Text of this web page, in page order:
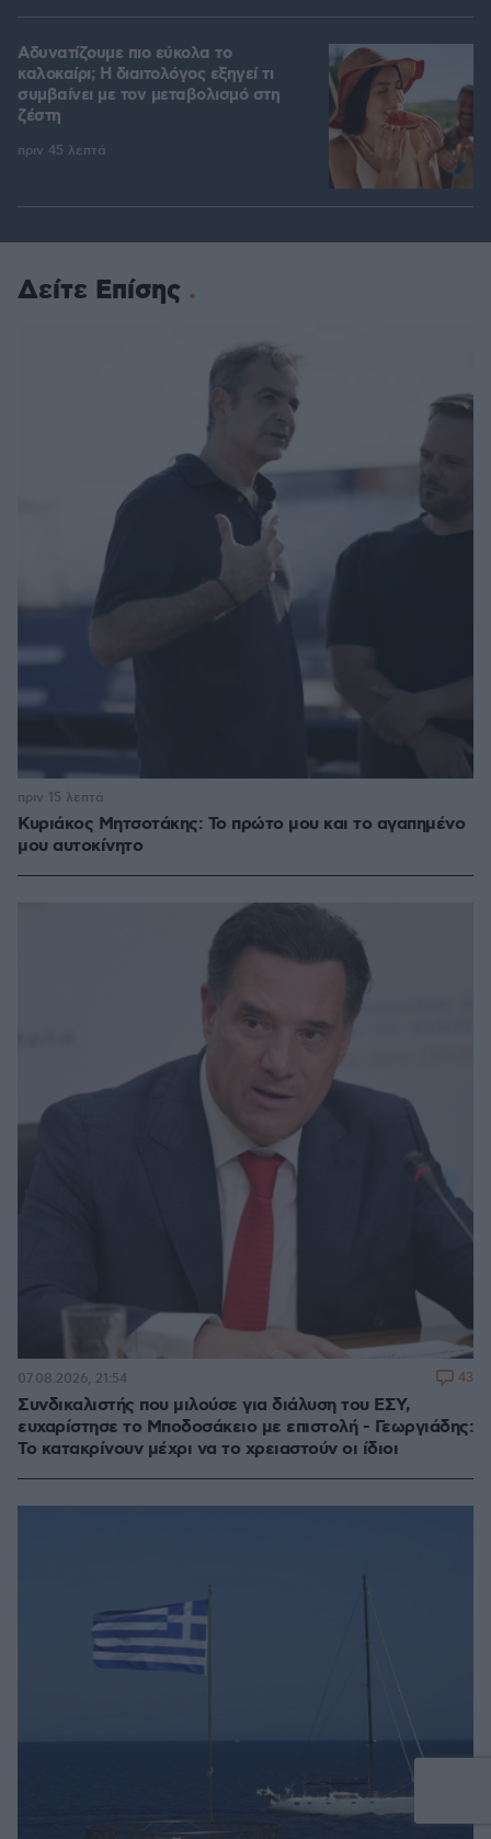
Αδυνατίζουμε πιο εύκολα το
καλοκαίρι; Η διαιτολόγος εξηγεί τι
συμβαίνει με τον μεταβολισμό στη
ζέστη
πριν 45 λεπτά
Δείτε Επίσης
Κυριάκος Μητσοτάκης: Το πρώτο μου και το αγαπημένο
μου αυτοκίνητο
πριν 15 λεπτά
Συνδικαλιστής που μιλούσε για διάλυση του ΕΣΥ,
ευχαρίστησε το Μποδοσάκειο με επιστολή - Γεωργιάδης:
Το κατακρίνουν μέχρι να το χρειαστούν οι ίδιοι
07.08.2026, 21:54 43